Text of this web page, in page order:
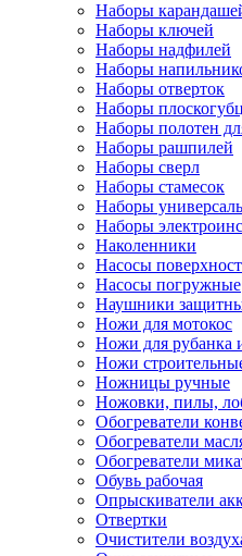
Наборы
Наборы ключей
Наборы надфилей
Наборы
Наборы отверток
Наборы
Наборы полотен
Наборы рашпилей
Наборы сверл
Наборы стамесок
Наборы
Наборы
Наколенники
Насосы
Насосы погружные
Наушники
Ножи для мотокос
Ножи для рубанка
Ножи
Ножницы ручные
Ножовки, пилы,
Обогреватели
Обогреватели
Обогреватели
Обувь рабочая
Опрыскиватели
Отвертки
Очистители